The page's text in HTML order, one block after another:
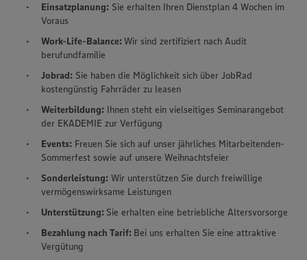
Einsatzplanung: Sie erhalten Ihren Dienstplan 4 Wochen im
Voraus
Work-Life-Balance:Wir sind zertifiziert nach Audit
berufundfamilie
Jobrad: Sie haben die Möglichkeit sich über JobRad
kostengünstig Fahrräder zu leasen
Weiterbildung: Ihnen steht ein vielseitiges Seminarangebot
der EKADEMIE zur Verfügung
Events: Freuen Sie sich auf unser jährliches Mitarbeitenden-
Sommerfest sowie auf unsere Weihnachtsfeier
Sonderleistung: Wir unterstützen Sie durch freiwillige
vermögenswirksame Leistungen
Unterstützung: Sie erhalten eine betriebliche Altersvorsorge
Bezahlung nach Tarif: Bei uns erhalten Sie eine attraktive
Vergütung